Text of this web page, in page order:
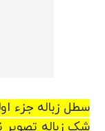
سطل زباله جزء
شک زباله تصویر